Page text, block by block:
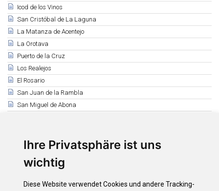
Ihre Privatsphäre ist uns
wichtig
Diese Website verwendet Cookies und andere Tracking-
Icod de los Vinos
San Cristóbal de La Laguna
La Matanza de Acentejo
La Orotava
Puerto de la Cruz
Los Realejos
El Rosario
San Juan de la Rambla
San Miguel de Abona
Santiago del Teide
Los Silos